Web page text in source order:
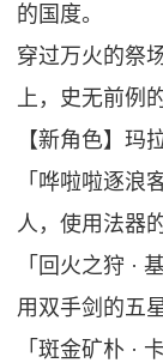
的国度。
穿过万火的祭
上，史无前例
【新角色】玛
「哗啦啦逐浪
人，使用法器
「回火之狩 ·
用双手剑的五
「斑金矿朴 ·